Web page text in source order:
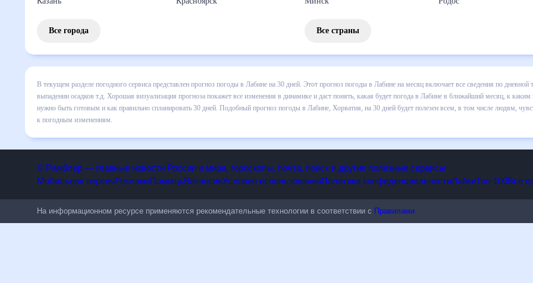
В текущем разделе погодного сервиса представлен прогноз погоды в Лабине на 30 дней. Этот прогноз погоды в Лабине на
включает все сведения по дневной температуре , выпадении осадков т.д. Хорошая визуализация прогноза покажет все
динамике и даст понять, какая будет погода в Лабине в ближайший месяц, к каким изменениям нужно быть готовым и как